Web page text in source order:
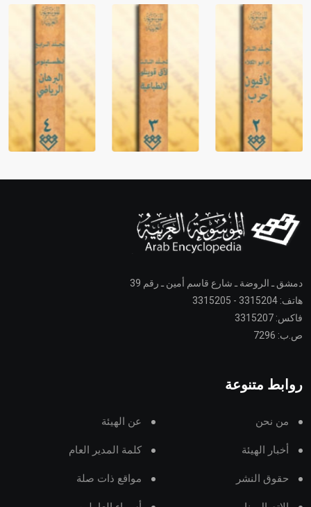
دمشق ـ الروضة ـ شارع قاسم أمين ـ رقم 39
هاتف: 3315204 - 3315205
فاكس: 3315207
ص.ب: 7296
روابط متنوعة
من نحن عن الهيئة
أخبار الهيئة كلمة المدير العام
حقوق النشر مواقع ذات صلة